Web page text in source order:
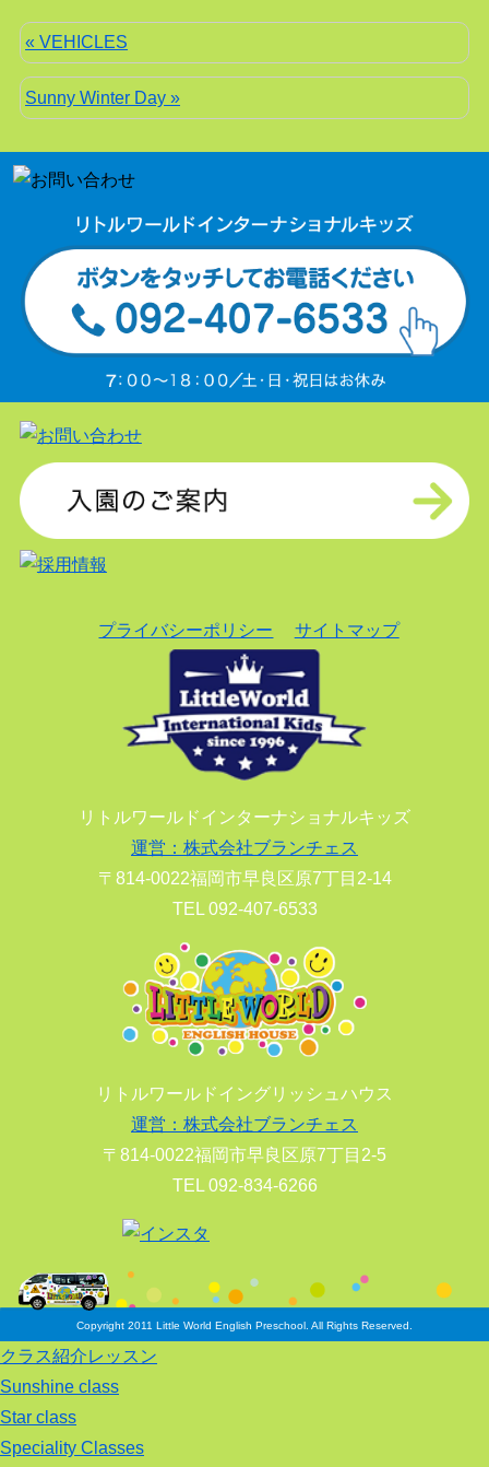
« VEHICLES
Sunny Winter Day »
プライバシーポリシー サイトマップ
リトルワールドインターナショナルキッズ
運営：株式会社ブランチェス
〒814-0022福岡市早良区原7丁目2-14
TEL 092-407-6533
リトルワールドイングリッシュハウス
運営：株式会社ブランチェス
〒814-0022福岡市早良区原7丁目2-5
TEL 092-834-6266
Copyright 2011 Little World English Preschool. All Rights Reserved.
クラス紹介レッスン
Sunshine class
Star class
Speciality Classes